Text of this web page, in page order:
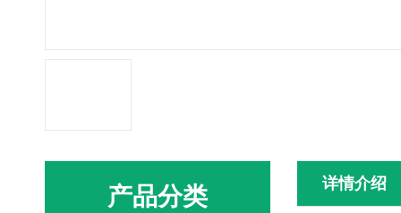
详情介绍
产品分类